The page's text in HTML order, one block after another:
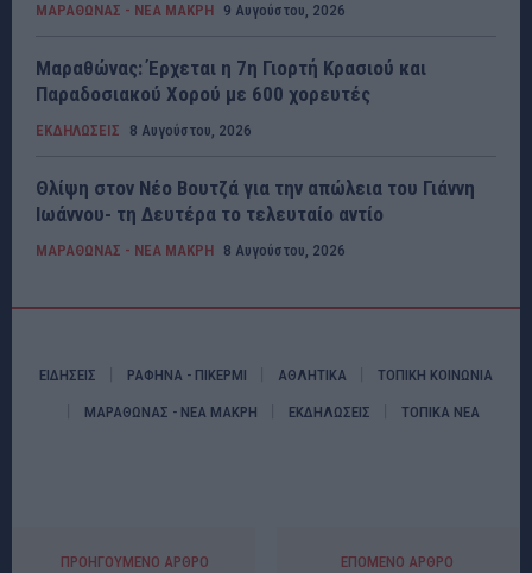
ΜΑΡΑΘΩΝΑΣ - ΝΕΑ ΜΑΚΡΗ 9 Αυγούστου, 2026
Μαραθώνας: Έρχεται η 7η Γιορτή Κρασιού και
Παραδοσιακού Χορού με 600 χορευτές
ΕΚΔΗΛΩΣΕΙΣ 8 Αυγούστου, 2026
Θλίψη στον Νέο Βουτζά για την απώλεια του Γιάννη
Ιωάννου- τη Δευτέρα το τελευταίο αντίο
ΜΑΡΑΘΩΝΑΣ - ΝΕΑ ΜΑΚΡΗ 8 Αυγούστου, 2026
ΕΙΔΗΣΕΙΣ ΡΑΦΗΝΑ - ΠΙΚΕΡΜΙ ΑΘΛΗΤΙΚΑ ΤΟΠΙΚΗ ΚΟΙΝΩΝΙΑ
ΜΑΡΑΘΩΝΑΣ - ΝΕΑ ΜΑΚΡΗ ΕΚΔΗΛΩΣΕΙΣ ΤΟΠΙΚΑ ΝΕΑ
ΠΡΟΗΓΟΎΜΕΝΟ ΆΡΘΡΟ ΕΠΌΜΕΝΟ ΆΡΘΡΟ